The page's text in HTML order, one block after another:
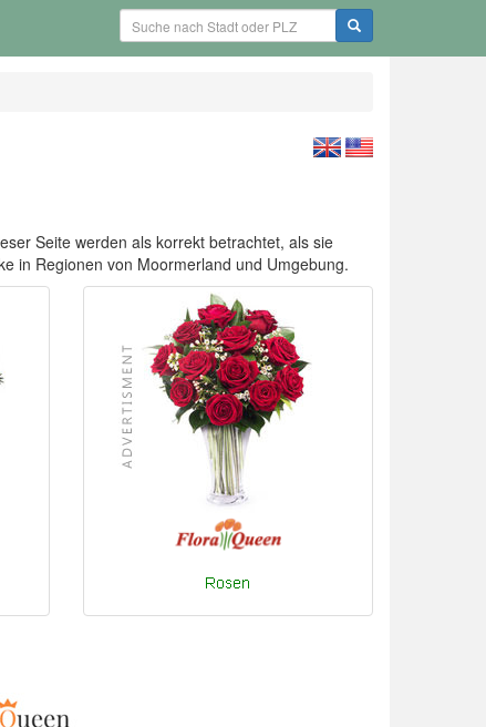
Seite werden als korrekt betrachtet, als sie
in Regionen von Moormerland und Umgebung.